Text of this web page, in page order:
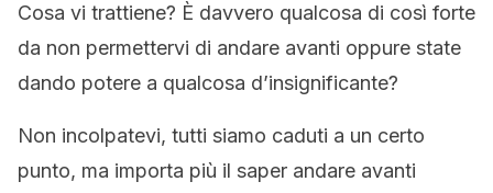
Cosa vi trattiene? È davvero qualcosa di così forte
da non permettervi di andare avanti oppure state
dando potere a qualcosa d’insignificante?
Non incolpatevi, tutti siamo caduti a un certo
punto, ma importa più il saper andare avanti